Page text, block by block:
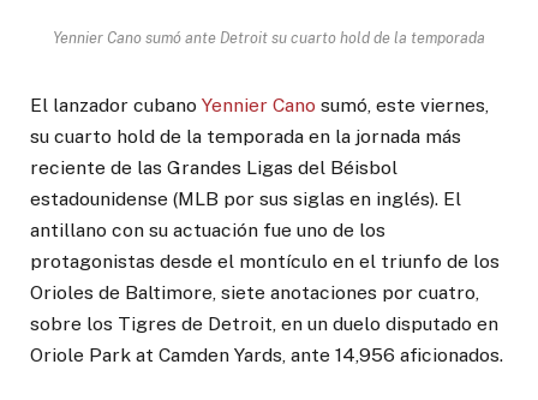
Yennier Cano sumó ante Detroit su cuarto hold de la temporada
El lanzador cubano Yennier Cano sumó, este viernes,
su cuarto hold de la temporada en la jornada más
reciente de las Grandes Ligas del Béisbol
estadounidense (MLB por sus siglas en inglés). El
antillano con su actuación fue uno de los
protagonistas desde el montículo en el triunfo de los
Orioles de Baltimore, siete anotaciones por cuatro,
sobre los Tigres de Detroit, en un duelo disputado en
Oriole Park at Camden Yards, ante 14,956 aficionados.